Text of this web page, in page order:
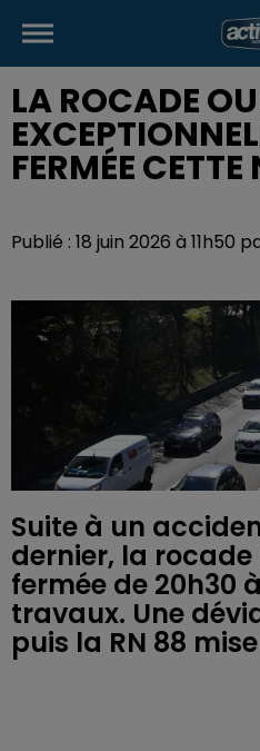
LA ROCADE
FERMÉE CETTE
Publié : 18 juin 2026 à
Suite à un
dernier, la rocade
fermée de 20h30
travaux. Une
puis la RN 88